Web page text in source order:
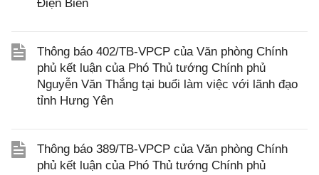
Điện Biên
Thông báo 402/TB-VPCP của Văn phòng Chính
phủ kết luận của Phó Thủ tướng Chính phủ
Nguyễn Văn Thắng tại buổi làm việc với lãnh đạo
tỉnh Hưng Yên
Thông báo 389/TB-VPCP của Văn phòng Chính
phủ kết luận của Phó Thủ tướng Chính phủ